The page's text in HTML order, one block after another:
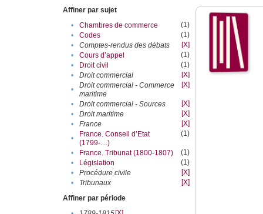
Affiner par sujet
•
Chambres de commerce
(1)
•
Codes
(1)
•
Comptes-rendus des débats
[X]
•
Cours d’appel
(1)
•
Droit civil
(1)
•
Droit commercial
[X]
•
Droit commercial - Commerce
maritime
[X]
• Droit commercial - Sources
[X]
•
Droit maritime
[X]
•
France
[X]
•
France. Conseil d’Etat
(1799-....)
(1)
• France. Tribunat (1800-1807)
(1)
•
Législation
(1)
•
Procédure civile
[X]
•
Tribunaux
[X]
Affiner par période